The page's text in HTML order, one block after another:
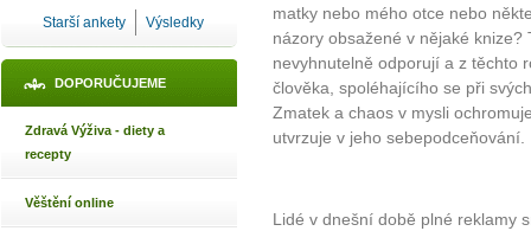
Starší ankety Výsledky
DOPORUČUJEME
Zdravá Výživa - diety a
recepty
Věštění online
matky nebo mého otce nebo
názory obsažené v nějaké
nevyhnutelně odporují a z těchto
člověka, spoléhajícího se při
Zmatek a chaos v mysli
utvrzuje v jeho sebepodceňování.
Lidé v dnešní době plné reklamy